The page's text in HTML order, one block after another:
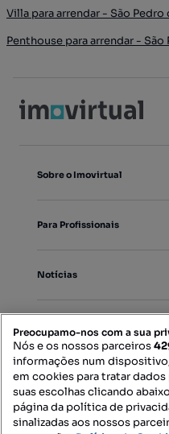
Villa para arrendar - São Pedro
Penthouse para arrendar - São
Sobre o Imovirtual
Para Profissionais
Notícias
Mapa do Site
Contacte-nos
Preocupamo-nos com a sua
Nós e os nossos parceiros
informações num
em cookies para tratar
suas escolhas clicando
página da política de
sinalizadas aos nossos